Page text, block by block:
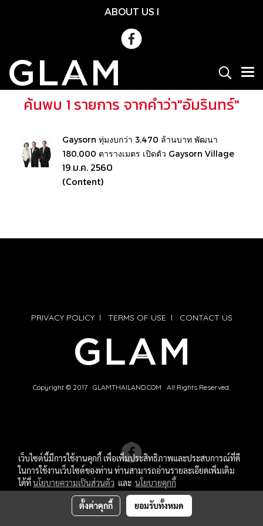
ABOUT US l
ค้นพบ 1 รายการ จากคำว่า"อัมรินทร์"
Gaysorn ทุ่มงบกว่า 3,470 ล้านบาท พัฒนา
180,000 ตารางเมตร เปิดตัว Gaysorn Village
19 ม.ค. 2560
(Content)
PRIVACY POLICYl TERMS OF USE l CONTACT US
Copyright © 2017 GLAMTHAILAND.COM All Rights Reserved.
เว็บไซต์นี้มีการใช้งานคุกกี้ เพื่อเพิ่มประสิทธิภาพและประสบการณ์ที่ดี
ในการใช้งานเว็บไซต์ของท่าน ท่านสามารถอ่านรายละเอียดเพิ่มเติม
ได้ที่นโยบายความเป็นส่วนตัว และ นโยบายคุกกี้
ตั้งค่าคุกกี้ ยอมรับทั้งหมด